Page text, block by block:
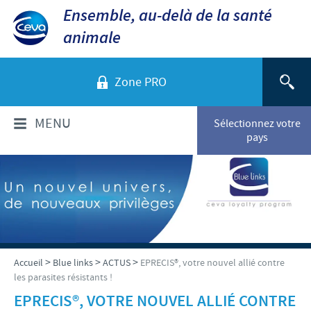
Ensemble, au-delà de la santé
animale
Zone PRO
Sélectionnez votre
pays
MENU
QUI SOMMES-NOUS?
Aperçu de la société
Ceva Santé Animale Tunisie
Production
PRODUITS
Volailles
Ovins - Caprins
ACTUALITÉS ET MÉDIA
Ceva News
RESPONSABILITÉS
Accueil > Blue links>ACTUS> EPRECIS®, votre nouvel allié contre
les parasites résistants !
EPRECIS®, VOTRE NOUVEL ALLIÉ CONTRE